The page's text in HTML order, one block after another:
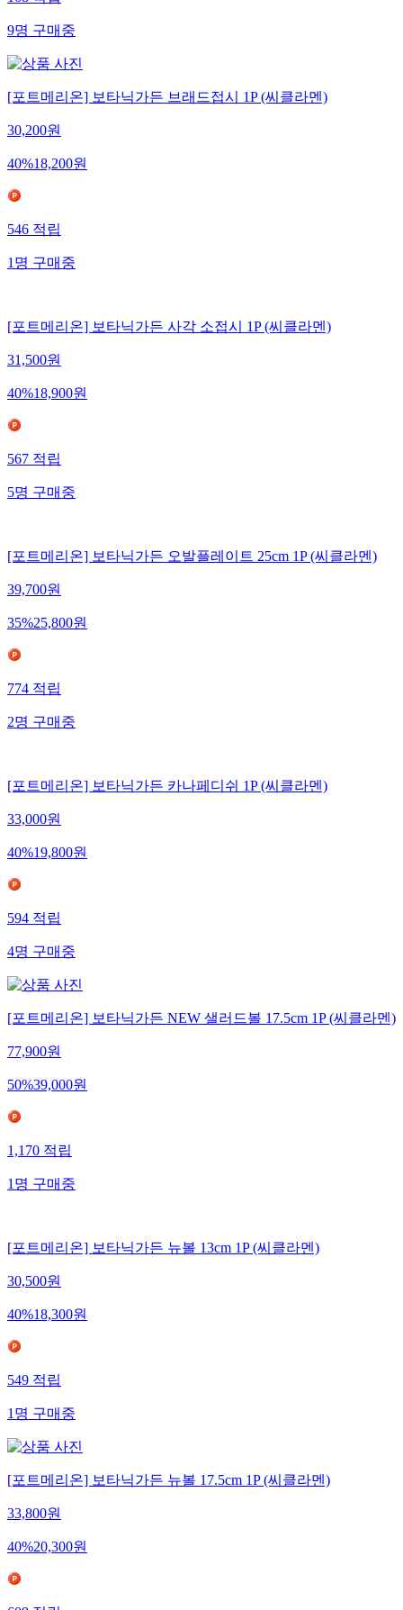
9명 구매중
[포트메리온] 보타닉가든 브래드접시 1P (씨클라멘)
30,200원
40%18,200원
546 적립
1 명 구매중
[포트메리온] 보타닉가든 사각 소접시 1P (씨클라멘)
31,500원
40%18,900원
567 적립
5명 구매중
[포트메리온] 보타닉가든 오발플레이트 25cm 1P (씨클라멘)
39,700원
35%25,800원
774적립
2명구매중
[포트메리온] 보타닉가든 카나페디쉬 1P (씨클라멘)
33,000원
40%19,800원
594적립
4명구매중
[포트메리온] 보타닉가든 NEW 샐러드볼 17.5cm 1P (씨클라멘)
77,900원
50%39,000원
1,170적립
1명구매중
[포트메리온] 보타닉가든 뉴볼 13cm 1P (씨클라멘)
30,500원
40%18,300원
549적립
1명구매중
[포트메리온] 보타닉가든 뉴볼 17.5cm 1P (씨클라멘)
33,800원
40%20,300원